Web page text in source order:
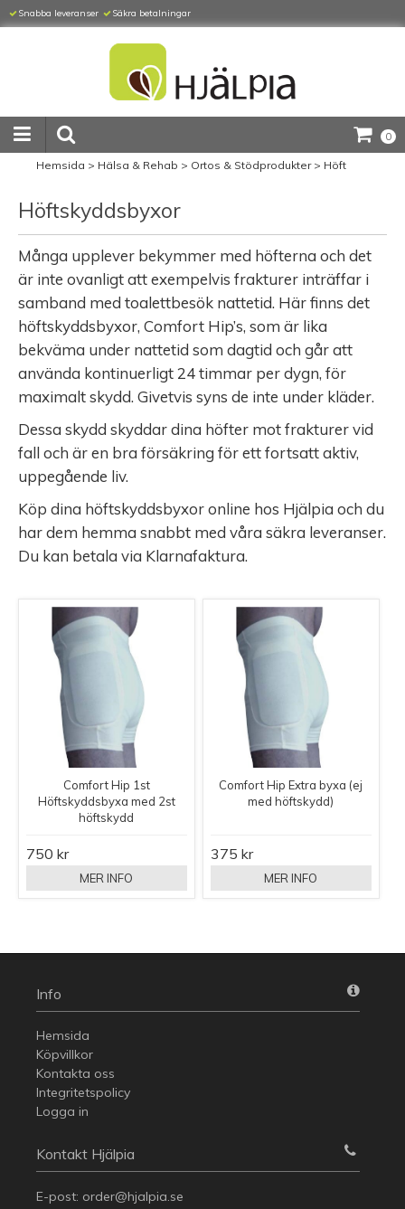
Snabba leveranser Säkra betalningar
0
Hemsida > Hälsa & Rehab > Ortos & Stödprodukter> Höft
Höftskyddsbyxor
Många upplever bekymmer med höfterna och det
är inte ovanligt att exempelvis frakturer inträffar i
samband med toalettbesök nattetid. Här finns det
höftskyddsbyxor, Comfort Hip’s, som är lika
bekväma under nattetid som dagtid och går att
använda kontinuerligt 24 timmar per dygn, för
maximalt skydd. Givetvis syns de inte under kläder.
Dessa skydd skyddar dina höfter mot frakturer vid
fall och är en bra försäkring för ett fortsatt aktiv,
uppegående liv.
Köp dina höftskyddsbyxor online hos Hjälpia och du
har dem hemma snabbt med våra säkra leveranser.
Du kan betala via Klarnafaktura.
Comfort Hip 1st
Höftskyddsbyxa med 2st
höftskydd
750 kr
MER INFO
Comfort Hip Extra byxa (ej
med höftskydd)
375 kr
MER INFO
Info
Hemsida
Köpvillkor
Kontakta oss
Integritetspolicy
Logga in
Kontakt Hjälpia
E-post: order@hjalpia.se